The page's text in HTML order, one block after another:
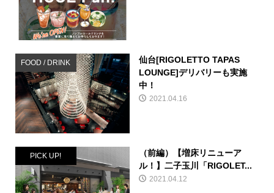
FOOD / DRINK
仙台[RIGOLETTO TAPAS
LOUNGE]デリバリーも実施
中！
2021.04.16
PICK UP!
（前編）【増床リニューア
ル！】二子玉川「RIGOLET...
2021.04.12